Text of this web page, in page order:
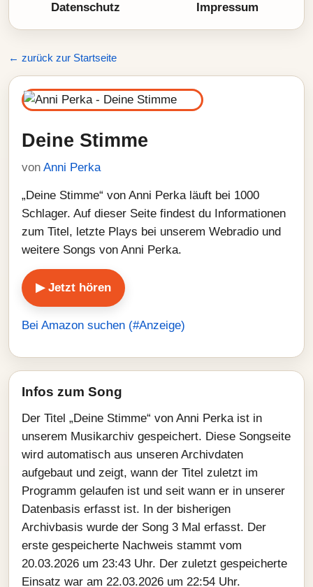
Datenschutz Impressum
← zurück zur Startseite
Deine Stimme
von Anni Perka
„Deine Stimme“ von Anni Perka läuft bei 1000
Schlager. Auf dieser Seite findest du Informationen
zum Titel, letzte Plays bei unserem Webradio und
weitere Songs von Anni Perka.
▶ Jetzt hören
Bei Amazon suchen (#Anzeige)
Infos zum Song
Der Titel „Deine Stimme“ von Anni Perka ist in
unserem Musikarchiv gespeichert. Diese Songseite
wird automatisch aus unseren Archivdaten
aufgebaut und zeigt, wann der Titel zuletzt im
Programm gelaufen ist und seit wann er in unserer
Datenbasis erfasst ist. In der bisherigen
Archivbasis wurde der Song 3 Mal erfasst. Der
erste gespeicherte Nachweis stammt vom
20.03.2026 um 23:43 Uhr. Der zuletzt gespeicherte
Einsatz war am 22.03.2026 um 22:54 Uhr.